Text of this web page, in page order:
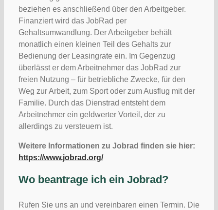
beziehen es anschließend über den Arbeitgeber.
Finanziert wird das JobRad per
Gehaltsumwandlung. Der Arbeitgeber behält
monatlich einen kleinen Teil des Gehalts zur
Bedienung der Leasingrate ein. Im Gegenzug
überlässt er dem Arbeitnehmer das JobRad zur
freien Nutzung – für betriebliche Zwecke, für den
Weg zur Arbeit, zum Sport oder zum Ausflug mit der
Familie. Durch das Dienstrad entsteht dem
Arbeitnehmer ein geldwerter Vorteil, der zu
allerdings zu versteuern ist.
Weitere Informationen zu Jobrad finden sie hier:
https://www.jobrad.org/
Wo beantrage ich ein Jobrad?
Rufen Sie uns an und vereinbaren einen Termin. Die